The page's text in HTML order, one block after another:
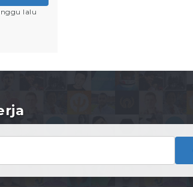
lalu